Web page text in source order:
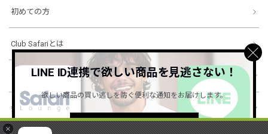
×
初めての方
Club Safariとは
ショッピングガイド
会社概要・規約
LINE ID連携で欲しい商品を見逃さない！
欲しい商品の買い逃しを防ぐ便利な通知をお届けします。
詳しくはこちら ＞